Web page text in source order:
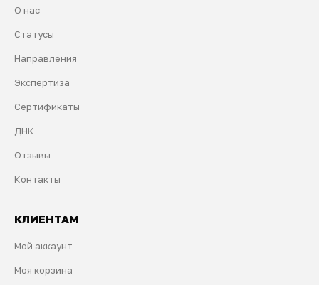
О нас
Статусы
Направления
Экспертиза
Сертификаты
ДНК
Отзывы
Контакты
КЛИЕНТАМ
Мой аккаунт
Моя корзина